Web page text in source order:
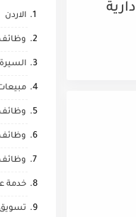
الاردن
السيرة
وظائف
وظائف
خدمة
تسويق